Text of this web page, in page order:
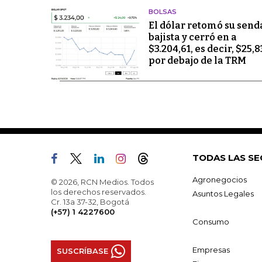
BOLSAS
El dólar retomó su
bajista y cerró en a
$3.204,61, es decir,
por debajo de la TRM
© 2026, RCN Medios. Todos
los derechos reservados.
Cr. 13a 37-32, Bogotá
(+57) 1 4227600
SUSCRÍBASE
TODAS LAS
Agronegocios
Asuntos Legales
Consumo
Empresas